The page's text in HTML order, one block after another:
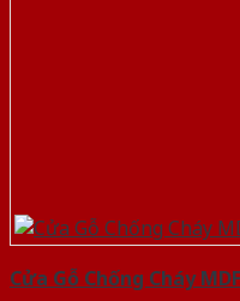
Cửa Gỗ Chống Cháy